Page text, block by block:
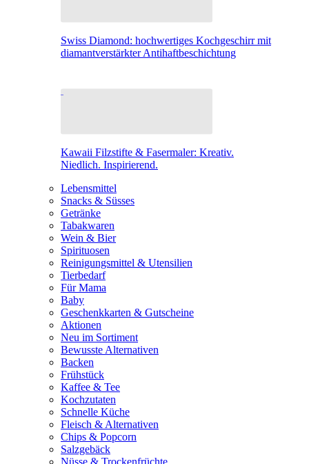
Swiss Diamond: hochwertiges Kochgeschirr mit
diamantverstärkter Antihaftbeschichtung
Kawaii Filzstifte & Fasermaler: Kreativ.
Niedlich. Inspirierend.
Lebensmittel
Snacks & Süsses
Getränke
Tabakwaren
Wein & Bier
Spirituosen
Reinigungsmittel & Utensilien
Tierbedarf
Für Mama
Baby
Geschenkkarten & Gutscheine
Aktionen
Neu im Sortiment
Bewusste Alternativen
Backen
Frühstück
Kaffee & Tee
Kochzutaten
Schnelle Küche
Fleisch & Alternativen
Chips & Popcorn
Salzgebäck
Nüsse & Trockenfrüchte